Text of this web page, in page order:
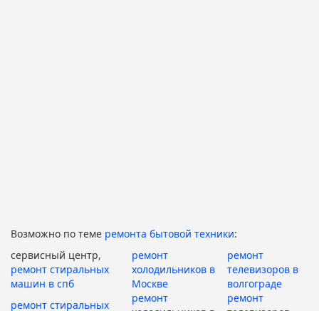
Возможно по теме ремонта бытовой техники:
сервисный центр,
ремонт стиральных
машин в спб
ремонт
холодильников в
Москве
ремонт
телевизоров в
волгограде
ремонт стиральных
ремонт
ремонт